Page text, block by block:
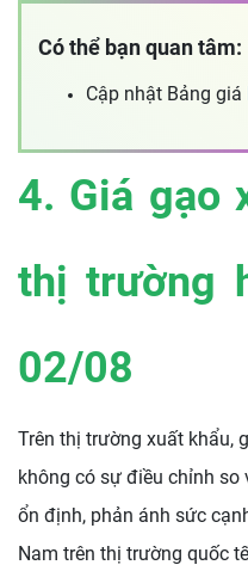
Có thể bạn quan tâm:
Cập nhật Bảng giá
4. Giá gạo
thị trường
02/08
Trên thị trường xuất khẩu,
không có sự điều chỉnh
ổn định, phản ánh sức
Nam trên thị trường quốc